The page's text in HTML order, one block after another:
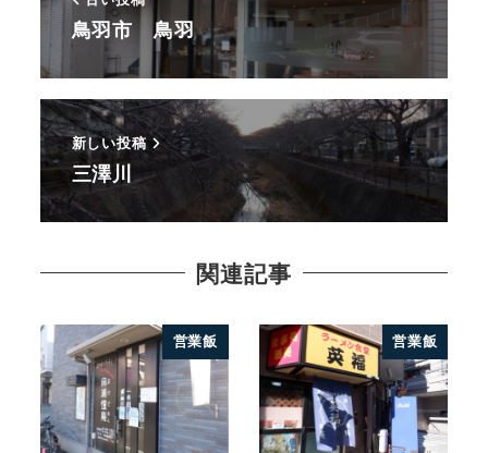
鳥羽市 鳥羽
新しい投稿
三澤川
関連記事
営業飯 営業飯